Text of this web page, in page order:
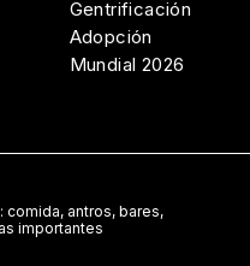
Gentrificación
Adopción
Mundial 2026
comida, antros, bares,
importantes